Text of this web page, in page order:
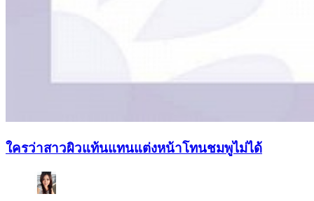
ใครว่าสาวผิวแท้นแทนแต่งหน้าโทนชมพูไม่ได้